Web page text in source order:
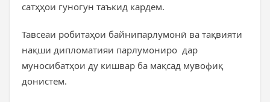
сатҳҳои гуногун таъкид кардем.
Тавсеаи робитаҳои байнипарлумонӣ ва тақвияти
нақши дипломатияи парлумониро дар
муносибатҳои ду кишвар ба мақсад мувофиқ
донистем.